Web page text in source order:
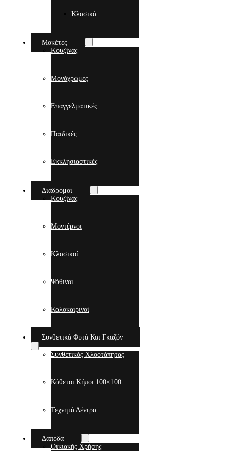
Κλασικά
Μοκέτες
Κουζίνας
Μονόχρωμες
Επαγγελματικές
Παιδικές
Εκκλησιαστικές
Διάδρομοι
Κουζίνας
Μοντέρνοι
Κλασικοί
Ψάθινοι
Καλοκαιρινοί
Συνθετικά Φυτά Και Γκαζόν
Συνθετικός Χλοοτάπητας
Κάθετοι Κήποι 100×100
Τεχνητά Δέντρα
Δάπεδα
Οικιακής Χρήσης